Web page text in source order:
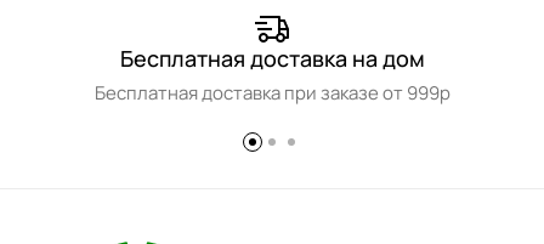
Бесплатная доставка на дом
Бесплатная доставка при заказе от 999р